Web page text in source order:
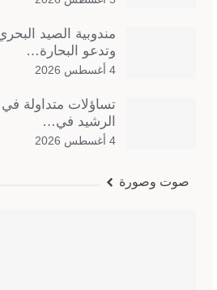
مندوبية الصيد
وتدعو البحارة…
4 أغسطس 2026
تساؤلات متداولة
الرشيد في…
4 أغسطس 2026
صوت وصورة